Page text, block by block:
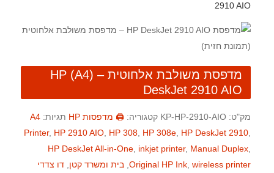
2910 AIO
מדפסת משולבת אלחוטית – (A4) HP
DeskJet 2910 AIO
מק"ט: KP-HP-2910-AIO קטגוריה: 🖨️ מדפסות HP תגיות: A4
Printer, HP 2910 AIO HP 308 HP 308e HP DeskJet 2910
HP DeskJet All-in-One inkjet printer, Manual Duplex
Original HP Ink wireless printer בית ומשרד קטן דו צדדי